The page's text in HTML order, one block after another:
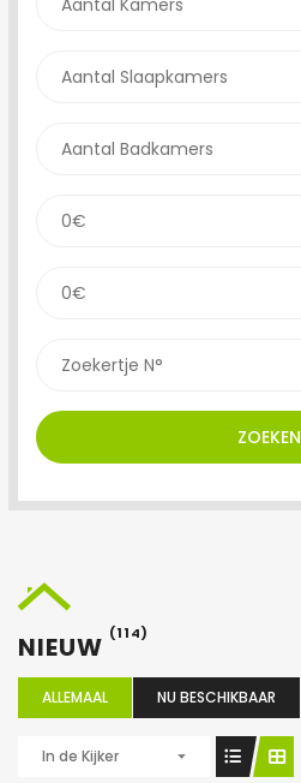
ZOEKEN
NIEUW (114)
ALLEMAAL NU BESCHIKBAAR
In de Kijker